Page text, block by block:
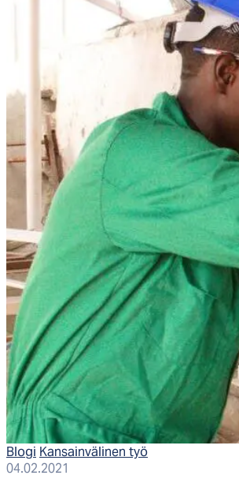
Blogi Kansainvälinen työ
04.02.2021